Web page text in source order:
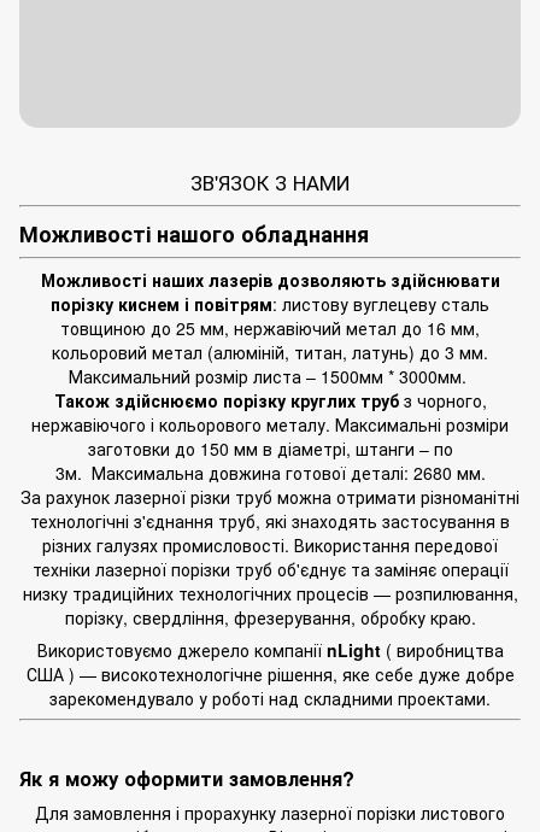
ЗВ'ЯЗОК З НАМИ
Можливості нашого обладнання
Можливості наших лазерів дозволяють здійснювати
порізку киснем і повітрям: листову вуглецеву сталь
товщиною до 25 мм, нержавіючий метал до 16 мм,
кольоровий метал (алюміній, титан, латунь) до 3 мм.
Максимальний розмір листа – 1500мм * 3000мм.
Також здійснюємо порізку круглих труб з чорного,
нержавіючого і кольорового металу. Максимальні розміри
заготовки до 150 мм в діаметрі, штанги – по
3м. Максимальна довжина готової деталі: 2680 мм.
За рахунок лазерної різки труб можна отримати різноманітні
технологічні з'єднання труб, які знаходять застосування в
різних галузях промисловості. Використання передової
техніки лазерної порізки труб об'єднує та заміняє операції
низку традиційних технологічних процесів — розпилювання,
порізку, свердління, фрезерування, обробку краю.
Використовуємо джерело компанії nLight( виробництва
США ) — високотехнологічне рішення, яке себе дуже добре
зарекомендувало у роботі над складними проектами.
Як я можу оформити замовлення?
Для замовлення і прорахунку лазерної порізки листового